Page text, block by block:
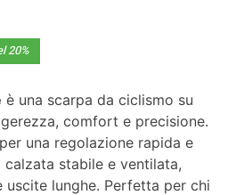
20%
è una scarpa da ciclismo su
comfort e precisione.
una regolazione rapida e
stabile e ventilata,
uscite lunghe. Perfetta per chi